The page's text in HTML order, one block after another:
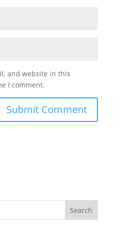
and website in this
I comment.